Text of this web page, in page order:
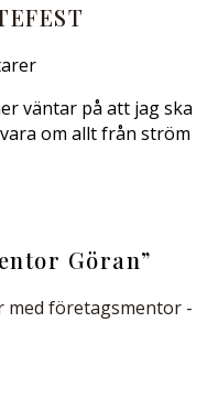
väntar på att jag ska
om allt från ström
Göran”
med företagsmentor -